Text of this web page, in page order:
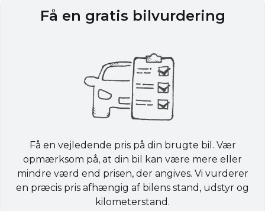
Få en gratis bilvurdering
Få en vejledende pris på din brugte bil. Vær
opmærksom på, at din bil kan være mere eller
mindre værd end prisen, der angives. Vi vurderer
en præcis pris afhængig af bilens stand, udstyr og
kilometerstand.